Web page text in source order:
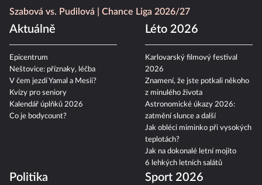
Szabová vs. Pudilová
Chance Liga 2026/27
Aktuálně
Epicentrum
Neštovice: příznaky, léčba
V čem jezdí Yamal a Mesii?
Kvízy pro seniory
Kalendář úplňků 2026
Co je bodycount?
Léto 2026
Karlovarský filmový festival
2026
Znamení, že jste potkali někoho
z minulého života
Astronomické úkazy 2026:
zatmění slunce a další
Jak obléci miminko při vysokých
teplotách?
Jak na dokonalé letní mojito
6 lehkých letních salátů
Politika Sport 2026